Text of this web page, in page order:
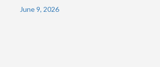
June 9, 2026